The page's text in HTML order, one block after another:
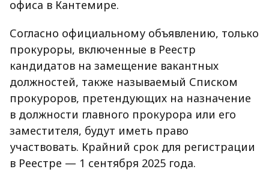
офиса в Кантемире.
Согласно официальному объявлению, только
прокуроры, включенные в Реестр
кандидатов на замещение вакантных
должностей, также называемый Списком
прокуроров, претендующих на назначение
в должности главного прокурора или его
заместителя, будут иметь право
участвовать. Крайний срок для регистрации
в Реестре — 1 сентября 2025 года.